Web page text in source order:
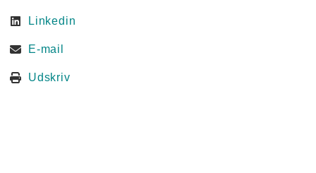
Linkedin
E-mail
Udskriv